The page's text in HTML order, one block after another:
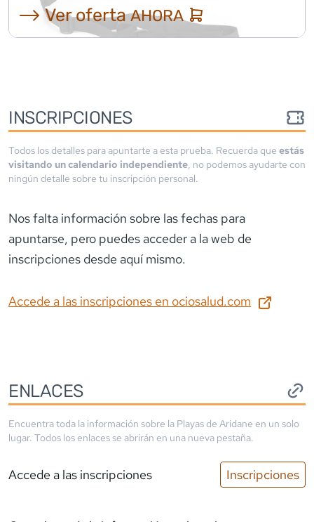
⟶ Ver ofertaAHORA
INSCRIPCIONES
Todos los detalles para apuntarte a esta prueba. Recuerda que estás
visitando un calendario independiente, no podemos ayudarte con
ningún detalle sobre tu inscripción personal.
Nos falta información sobre las fechas para
apuntarse, pero puedes acceder a la web de
inscripciones desde aquí mismo.
Accede a las inscripciones en ociosalud.com
ENLACES
Encuentra toda la información sobre la Playas de Aridane en un solo
lugar. Todos los enlaces se abrirán en una nueva pestaña.
Accede a las inscripciones Inscripciones